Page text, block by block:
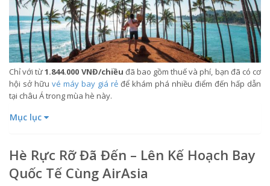
Chỉ với từ1.844.000 VNĐ/chiều đã bao gồm thuế và phí, bạn đã có cơ
hội sở hữu vé máy bay giá rẻ để khám phá nhiều điểm đến hấp dẫn
tại châu Á trong mùa hè này.
Mục lục
Hè Rực Rỡ Đã Đến – Lên Kế Hoạch Bay
Quốc Tế Cùng AirAsia